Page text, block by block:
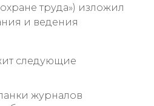
труда») изложил
и ведения
следующие
журналов